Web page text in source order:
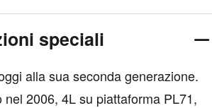
speciali
alla sua seconda generazione.
2006, 4L su piattaforma PL71,